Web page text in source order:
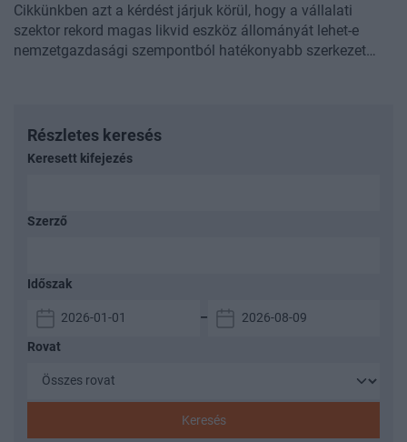
Cikkünkben azt a kérdést járjuk körül, hogy a vállalati
szektor rekord magas likvid eszköz állományát lehet-e
nemzetgazdasági szempontból hatékonyabb szerkezet
bankok és az állam számára is a jelenleginél kedvezőbb
helyzetet teremt.
Részletes keresés
Keresett kifejezés
Szerző
Időszak
–
Rovat
Keresés